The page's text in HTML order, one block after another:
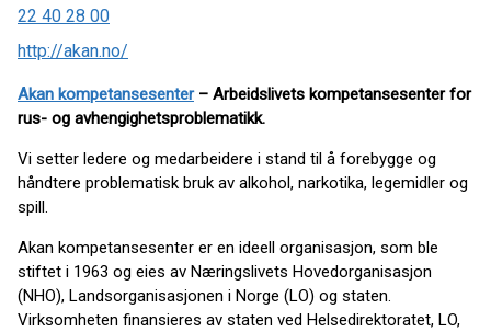
22 40 28 00
http://akan.no/
Akan kompetansesenter– Arbeidslivets kompetansesenter for
rus- og avhengighetsproblematikk.
Vi setter ledere og medarbeidere i stand til å forebygge og
håndtere problematisk bruk av alkohol, narkotika, legemidler og
spill.
Akan kompetansesenter er en ideell organisasjon, som ble
stiftet i 1963 og eies av Næringslivets Hovedorganisasjon
(NHO), Landsorganisasjonen i Norge (LO) og staten.
Virksomheten finansieres av staten ved Helsedirektoratet, LO,